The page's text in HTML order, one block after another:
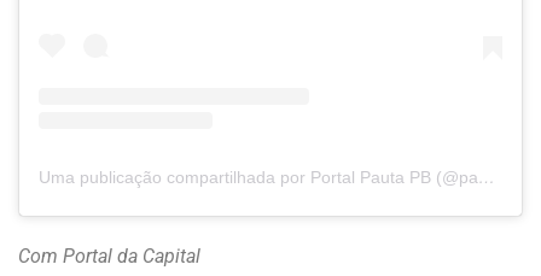
Uma publicação compartilhada por Portal Pauta PB (@pautapb)
Com Portal da Capital